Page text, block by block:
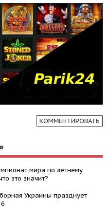
КОММЕНТИРОВАТЬ
мира по летнему
это значит?
Украины празднует